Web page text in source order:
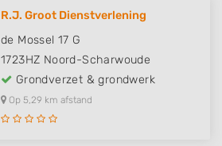
R.J. Groot Dienstverlening
de Mossel 17 G
1723HZ Noord-Scharwoude
Grondverzet & grondwerk
Op 5,29 km afstand